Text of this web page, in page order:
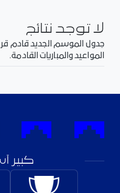
لا توجد نتائج
جدول الموسم الجديد قادم
المواعيد والمباريات القادمة.
كبير